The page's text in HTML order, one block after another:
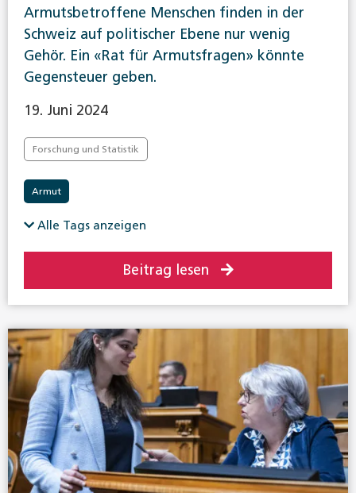
Armutsbetroffene Menschen finden in der
Schweiz auf politischer Ebene nur wenig
Gehör. Ein «Rat für Armutsfragen» könnte
Gegensteuer geben.
19. Juni 2024
Forschung und Statistik
Armut
Alle Tags anzeigen
Beitrag lesen